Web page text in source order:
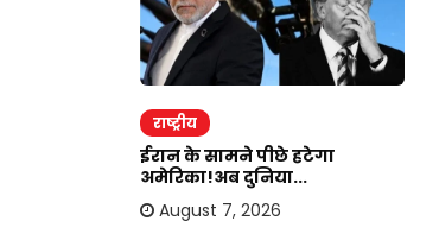
राष्ट्रीय
ईरान के सामने पीछे हटेगा
अमेरिका!अब दुनिया...
August 7, 2026